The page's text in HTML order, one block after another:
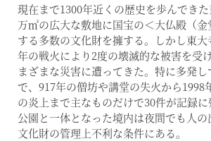
現在まで1300年近くの歴史を歩んでき
万㎡の広大な敷地に国宝の＜大仏殿（金
する多数の文化財を擁する。しかし東大
年の戦火により2度の壊滅的な被害を受
まざまな災害に遭ってきた。特に多発し
で、917年の僧坊や講堂の失火から1998
の炎上まで主なものだけで30件が記録
公園と一体となった境内は夜間でも人の
文化財の管理上不利な条件にある。